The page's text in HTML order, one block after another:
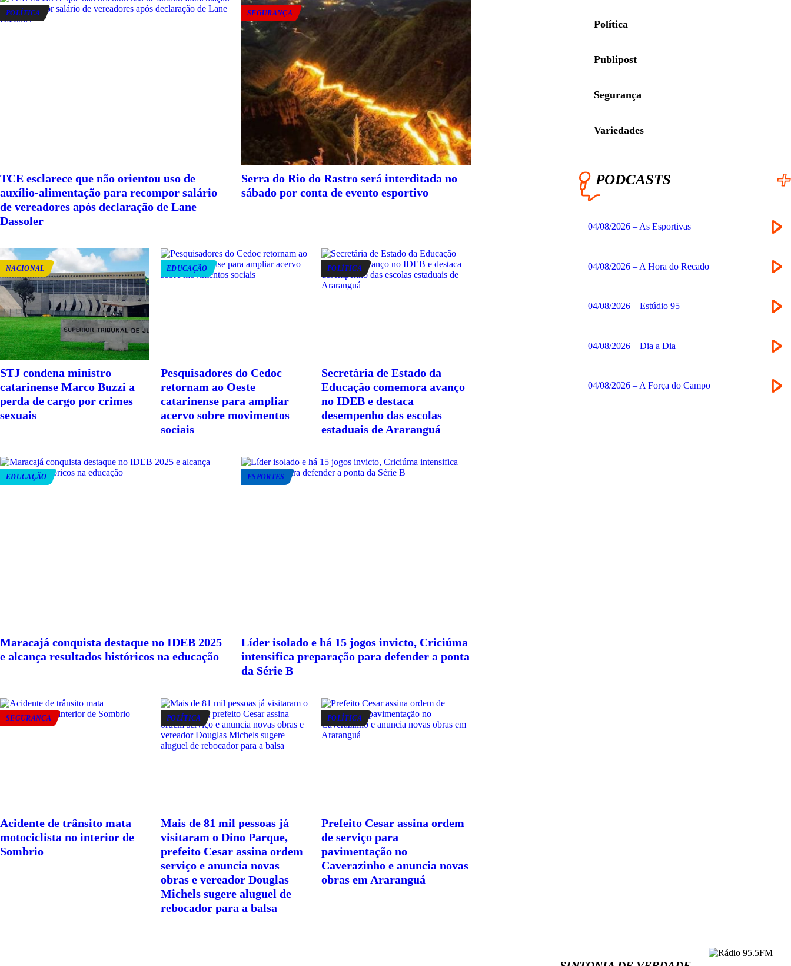
POLÍTICA
TCE esclarece que não orientou uso de
auxílio-alimentação para recompor salário
de vereadores após declaração de Lane
Dassoler
SEGURANÇA
Serra do Rio do Rastro será interditada no
sábado por conta de evento esportivo
NACIONAL
STJ condena ministro
catarinense Marco Buzzi a
perda de cargo por crimes
sexuais
EDUCAÇÃO
Pesquisadores do Cedoc
retornam ao Oeste
catarinense para ampliar
acervo sobre movimentos
sociais
POLÍTICA
Secretária de Estado da
Educação comemora avanço
no IDEB e destaca
desempenho das escolas
estaduais de Araranguá
EDUCAÇÃO
Maracajá conquista destaque no IDEB 2025
e alcança resultados históricos na educação
ESPORTES
Líder isolado e há 15 jogos invicto, Criciúma
intensifica preparação para defender a ponta
da Série B
SEGURANÇA
Acidente de trânsito mata
motociclista no interior de
Sombrio
POLÍTICA
Mais de 81 mil pessoas já
visitaram o Dino Parque,
prefeito Cesar assina ordem
serviço e anuncia novas
obras e vereador Douglas
Michels sugere aluguel de
rebocador para a balsa
POLÍTICA
Prefeito Cesar assina ordem
de serviço para
pavimentação no
Caverazinho e anuncia novas
obras em Araranguá
Política
Publipost
Segurança
Variedades
PODCASTS
04/08/2026 – As Esportivas
04/08/2026 – A Hora do Recado
04/08/2026 – Estúdio 95
04/08/2026 – Dia a Dia
04/08/2026 – A Força do Campo